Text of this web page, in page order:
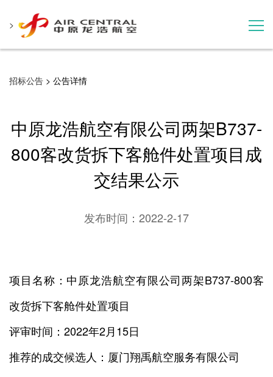
>
用户案例
招标公告 > 公告详情
中原龙浩航空有限公司两架B737-
800客改货拆下客舱件处置项目成
交结果公示
发布时间： 2022-2-17
项目名称：中原龙浩航空有限公司两架B737-800客
改货拆下客舱件处置项目
评审时间：2022年2月15日
推荐的成交候选人：厦门翔禹航空服务有限公司